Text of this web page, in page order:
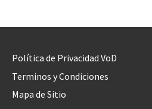
Política de Privacidad VoD
Terminos y Condiciones
Mapa de Sitio